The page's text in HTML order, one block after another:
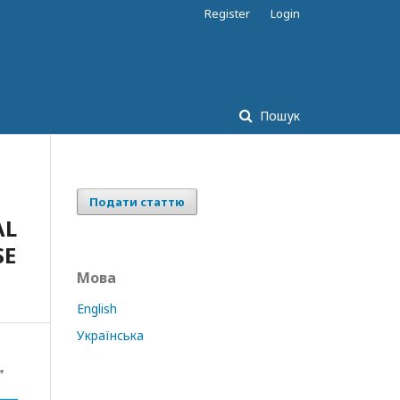
Пошук
Register Login
Подати статтю
Мова
English
Українська